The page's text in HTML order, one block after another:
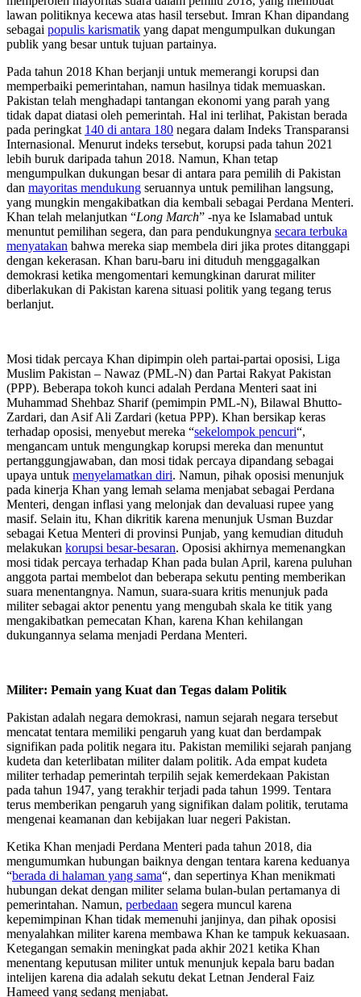
lawan politiknya kecewa atas hasil tersebut. Imran Khan dipandang
sebagai populis karismatik yang dapat mengumpulkan dukungan
publik yang besar untuk tujuan partainya.
Pada tahun 2018 Khan berjanji untuk memerangi korupsi dan
memperbaiki pemerintahan, namun hasilnya tidak memuaskan.
Pakistan telah menghadapi tantangan ekonomi yang parah yang
tidak dapat diatasi oleh pemerintah. Hal ini terlihat, Pakistan berada
pada peringkat 140 di antara 180 negara dalam Indeks Transparansi
Internasional. Menurut indeks tersebut, korupsi pada tahun 2021
lebih buruk daripada tahun 2018. Namun, Khan tetap
mengumpulkan dukungan besar di antara para pemilih di Pakistan
dan mayoritas mendukung seruannya untuk pemilihan langsung,
yang mungkin mengakibatkan dia kembali sebagai Perdana Menteri.
Khan telah melanjutkan “Long March” -nya ke Islamabad untuk
menuntut pemilihan segera, dan para pendukungnya secara terbuka
menyatakan bahwa mereka siap membela diri jika protes ditanggapi
dengan kekerasan. Khan baru-baru ini dituduh menggagalkan
demokrasi ketika mengomentari kemungkinan darurat militer
diberlakukan di Pakistan karena situasi politik yang tegang terus
berlanjut.
Mosi tidak percaya Khan dipimpin oleh partai-partai oposisi, Liga
Muslim Pakistan – Nawaz (PML-N) dan Partai Rakyat Pakistan
(PPP). Beberapa tokoh kunci adalah Perdana Menteri saat ini
Muhammad Shehbaz Sharif (pemimpin PML-N), Bilawal Bhutto-
Zardari, dan Asif Ali Zardari (ketua PPP). Khan bersikap keras
terhadap oposisi, menyebut mereka “sekelompok pencuri“,
mengancam untuk mengungkap korupsi mereka dan menuntut
pertanggungjawaban, dan mosi tidak percaya dipandang sebagai
upaya untuk menyelamatkan diri. Namun, pihak oposisi menunjuk
pada kinerja Khan yang lemah selama menjabat sebagai Perdana
Menteri, dengan inflasi yang melonjak dan devaluasi rupee yang
masif. Selain itu, Khan dikritik karena menunjuk Usman Buzdar
sebagai Ketua Menteri di provinsi Punjab, yang kemudian dituduh
melakukan korupsi besar-besaran. Oposisi akhirnya memenangkan
mosi tidak percaya terhadap Khan pada bulan April, karena puluhan
anggota partai membelot dan beberapa sekutu penting memberikan
suara menentangnya. Namun, suara-suara kritis menunjuk pada
militer sebagai aktor penentu yang mengubah skala ke titik yang
mengakibatkan pemecatan Khan, karena Khan kehilangan
dukungannya selama menjadi Perdana Menteri.
Militer: Pemain yang Kuat dan Tegas dalam Politik
Pakistan adalah negara demokrasi, namun sejarah negara tersebut
mencatat tentara memiliki pengaruh yang kuat dan berdampak
signifikan pada politik negara itu. Pakistan memiliki sejarah panjang
kudeta dan keterlibatan militer dalam politik. Ada empat kudeta
militer terhadap pemerintah terpilih sejak kemerdekaan Pakistan
pada tahun 1947, yang terakhir terjadi pada tahun 1999. Tentara
terus memberikan pengaruh yang signifikan dalam politik, terutama
mengenai keamanan dan kebijakan luar negeri Pakistan.
Ketika Khan menjadi Perdana Menteri pada tahun 2018, dia
mengumumkan hubungan baiknya dengan tentara karena keduanya
“berada di halaman yang sama“, dan sepertinya Khan menikmati
hubungan dekat dengan militer selama bulan-bulan pertamanya di
pemerintahan. Namun, perbedaan segera muncul karena
kepemimpinan Khan tidak memenuhi janjinya, dan pihak oposisi
menyalahkan militer karena membawa Khan ke tampuk kekuasaan.
Ketegangan semakin meningkat pada akhir 2021 ketika Khan
menentang keputusan militer untuk menunjuk kepala baru badan
intelijen karena dia adalah sekutu dekat Letnan Jenderal Faiz
Hameed yang sedang menjabat.